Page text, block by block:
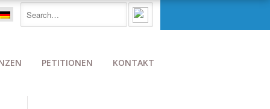
PETITIONEN KONTAKT